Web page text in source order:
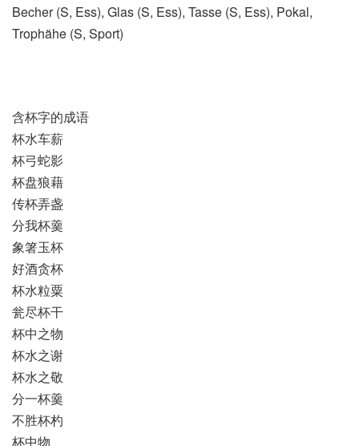
Becher (S, Ess)​, Glas (S, Ess)​, Tasse (S, Ess)​, Pokal,
Trophähe (S, Sport)
含杯字的成语
杯水车薪
杯弓蛇影
杯盘狼藉
传杯弄盏
分我杯羹
象箸玉杯
好酒贪杯
杯水粒粟
瓮尽杯干
杯中之物
杯水之谢
杯水之敬
分一杯羹
不胜杯杓
杯中物